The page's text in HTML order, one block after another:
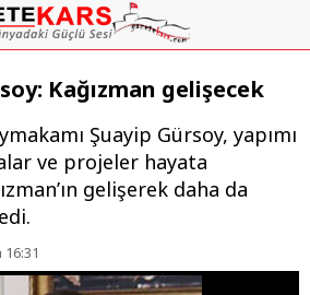
Kağızman gelişecek
Şuayip Gürsoy, yapımı
ve projeler hayata
gelişerek daha da